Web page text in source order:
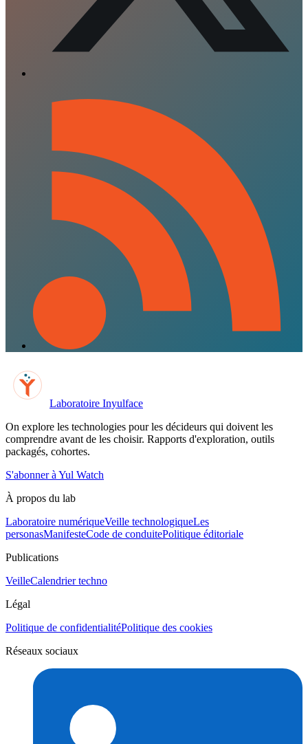
Laboratoire Inyulface
On explore les technologies pour les décideurs qui doivent les
comprendre avant de les choisir. Rapports d'exploration, outils
packagés, cohortes.
S'abonner à Yul Watch
À propos du lab
Laboratoire numériqueVeille technologiqueLes
personasManifesteCode de conduitePolitique éditoriale
Publications
VeilleCalendrier techno
Légal
Politique de confidentialitéPolitique des cookies
Réseaux sociaux